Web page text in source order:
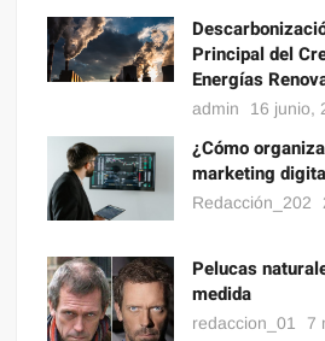
Principal del
Energías
admin 16 junio,
¿Cómo
marketing
Redacción_202
Pelucas
medida
redaccion_01 7